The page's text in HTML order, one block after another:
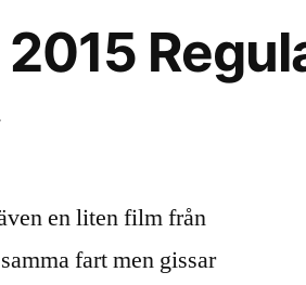
till
Regularityen liten film från
fart men gissar